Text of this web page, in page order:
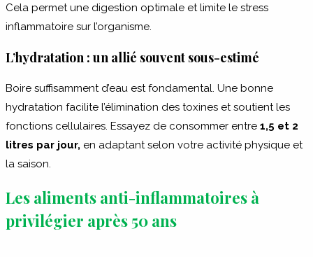
Cela permet une digestion optimale et limite le stress
inflammatoire sur l’organisme.
L’hydratation : un allié souvent sous-estimé
Boire suffisamment d’eau est fondamental. Une bonne
hydratation facilite l’élimination des toxines et soutient les
fonctions cellulaires. Essayez de consommer entre 1,5 et 2
litres par jour, en adaptant selon votre activité physique et
la saison.
Les aliments anti-inflammatoires à
privilégier après 50 ans